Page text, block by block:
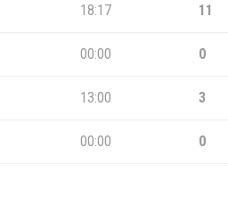
18:17 11
00:00 0
13:00 3
00:00 0